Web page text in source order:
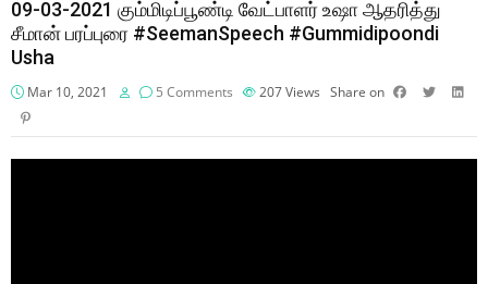
09-03-2021 கும்மிடிப்பூண்டி வேட்பாளர் உஷா ஆதரித்து
சீமான் பரப்புரை #SeemanSpeech #Gummidipoondi
Usha
Mar 10, 2021 5 Comments 207Views Share on